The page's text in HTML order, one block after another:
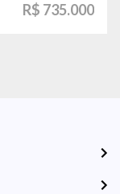
R$ 735.000